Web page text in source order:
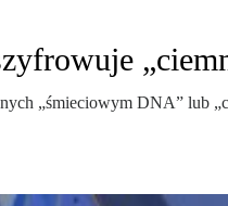
„śmieciowym DNA” lub